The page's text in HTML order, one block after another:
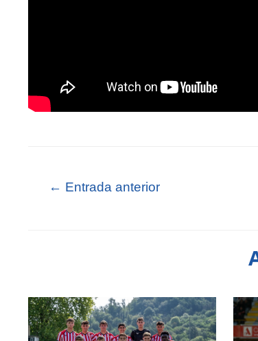
← Entrada anterior